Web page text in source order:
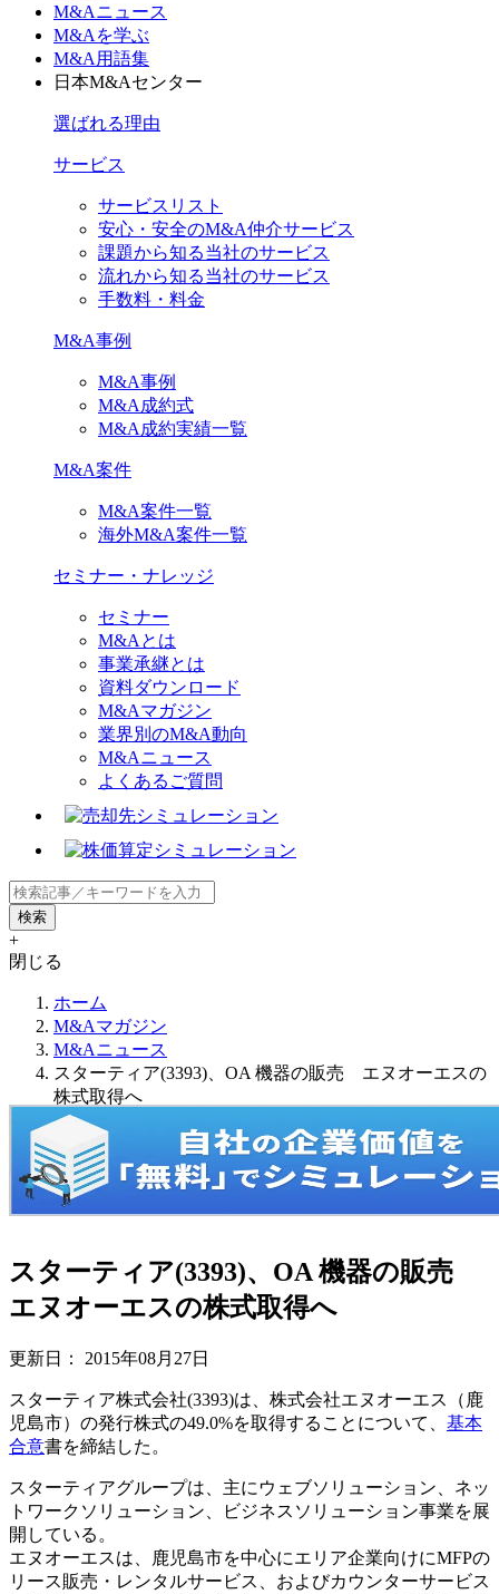
M&Aニュース
M&Aを学ぶ
M&A用語集
日本M&Aセンター
選ばれる理由
サービス
サービスリスト
安心・安全のM&A仲介サービス
課題から知る当社のサービス
流れから知る当社のサービス
手数料・料金
M&A事例
M&A事例
M&A成約式
M&A成約実績一覧
M&A案件
M&A案件一覧
海外M&A案件一覧
セミナー・ナレッジ
セミナー
M&Aとは
事業承継とは
資料ダウンロード
M&Aマガジン
業界別のM&A動向
M&Aニュース
よくあるご質問
+
閉じる
ホーム
M&Aマガジン
M&Aニュース
スターティア(3393)、OA 機器の販売 エヌオーエスの
株式取得へ
スターティア(3393)、OA 機器の販売
エヌオーエスの株式取得へ
更新日： 2015年08月27日
スターティア株式会社(3393)は、株式会社エヌオーエス（鹿
児島市）の発行株式の49.0%を取得することについて、 基本
合意書を締結した。
スターティアグループは、主にウェブソリューション、ネッ
トワークソリューション、ビジネスソリューション事業を展
開している。
エヌオーエスは、鹿児島市を中心にエリア企業向けにMFPの
リース販売・レンタルサービス、およびカウンターサービス